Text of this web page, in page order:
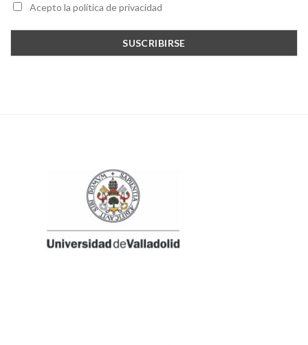
Acepto la política de privacidad